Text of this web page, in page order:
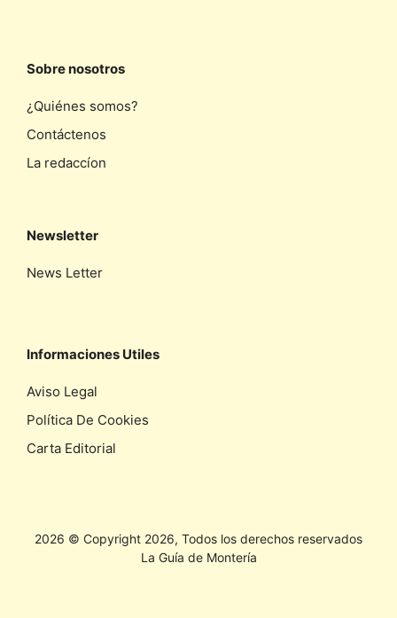
Sobre nosotros
¿Quiénes somos?
Contáctenos
La redaccíon
Newsletter
News Letter
Informaciones Utiles
Aviso Legal
Política De Cookies
Carta Editorial
2026 © Copyright 2026, Todos los derechos reservados
La Guía de Montería